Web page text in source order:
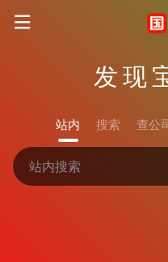
发现
站内 搜索 查公